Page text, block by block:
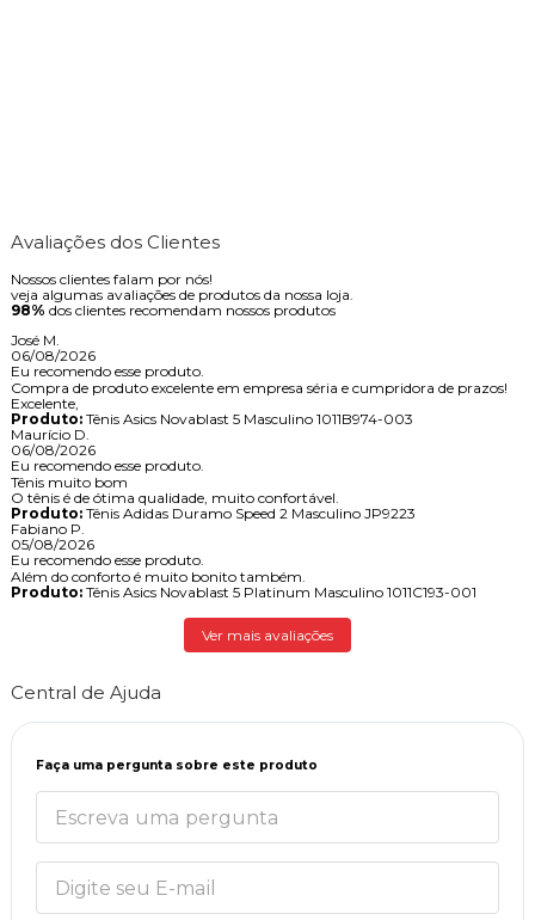
Avaliações dos Clientes
Nossos clientes falam por nós!
veja algumas avaliações de produtos da nossa loja.
98% dos clientes recomendam nossos produtos
José M.
06/08/2026
Eu recomendo esse produto.
Compra de produto excelente em empresa séria e cumpridora de prazos!
Excelente,
Produto:Tênis Asics Novablast 5 Masculino 1011B974-003
Maurício D.
06/08/2026
Eu recomendo esse produto.
Tênis muito bom
O tênis é de ótima qualidade, muito confortável.
Produto:Tênis Adidas Duramo Speed 2 Masculino JP9223
Fabiano P.
05/08/2026
Eu recomendo esse produto.
Além do conforto é muito bonito também.
Produto:Tênis Asics Novablast 5 Platinum Masculino 1011C193-001
Ver mais avaliações
Central de Ajuda
Faça uma pergunta sobre este produto